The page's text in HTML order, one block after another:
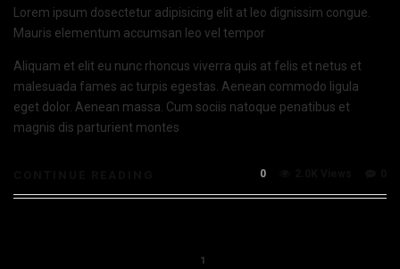
Lorem ipsum dosectetur adipisicing elit at leo dignissim congue.
Mauris elementum accumsan leo vel tempor
Aliquam et elit eu nunc rhoncus viverra quis at felis et netus et
malesuada fames ac turpis egestas. Aenean commodo ligula
eget dolor. Aenean massa. Cum sociis natoque penatibus et
magnis dis parturient montes
0
1